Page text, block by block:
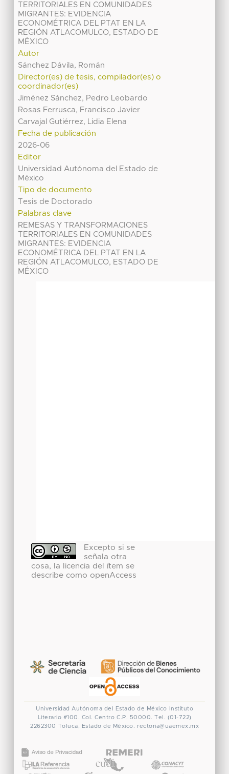
TERRITORIALES EN COMUNIDADES
MIGRANTES: EVIDENCIA
ECONOMÉTRICA DEL PTAT EN LA
REGIÓN ATLACOMULCO, ESTADO DE
MÉXICO
Autor
Sánchez Dávila, Román
Director(es) de tesis, compilador(es) o
coordinador(es)
Jiménez Sánchez, Pedro Leobardo
Rosas Ferrusca, Francisco Javier
Carvajal Gutiérrez, Lidia Elena
Fecha de publicación
2026-06
Editor
Universidad Autónoma del Estado de
México
Tipo de documento
Tesis de Doctorado
Palabras clave
REMESAS Y TRANSFORMACIONES
TERRITORIALES EN COMUNIDADES
MIGRANTES: EVIDENCIA
ECONOMÉTRICA DEL PTAT EN LA
REGIÓN ATLACOMULCO, ESTADO DE
MÉXICO
Excepto si se
señala otra
cosa, la licencia del ítem se
describe como openAccess
Universidad Autónoma del Estado de México
Instituto
Literario #100. Col. Centro C.P. 50000. Tel. (01-722)
2262300
Toluca, Estado de México. rectoria@uaemex.mx